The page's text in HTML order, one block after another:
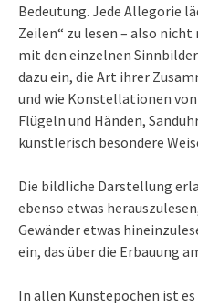
Bedeutung. Jede Allegorie
Zeilen“ zu lesen – also
mit den einzelnen
dazu ein, die Art ihrer
und wie Konstellationen
Flügeln und Händen,
künstlerisch besondere
Die bildliche Darstellung
ebenso etwas
Gewänder etwas
ein, das über die Erbauung
In allen Kunstepochen ist